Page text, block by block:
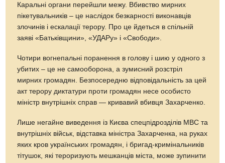
Каральні органи перейшли межу. Вбивство мирних
пікетувальників – це наслідок безкарності виконавців
злочинів і ескалації терору. Про це йдеться в спільній
заяві «Батьківщини», «УДАРу» і «Свободи».
Чотири вогнепальні поранення в голову і шию у одного з
убитих – це не самооборона, а зумисний розстріл
мирних громадян. Безпосередню відповідальність за цей
акт терору диктатури проти громадян несе особисто
міністр внутрішніх справ — кривавий вбивця Захарченко.
Лише негайне виведення із Києва спецпідрозділів МВС та
внутрішніх військ, відставка міністра Захарченка, на руках
яких кров українських громадян, і бригад-кримінальників
тітушок, які тероризують мешканців міста, може зупинити